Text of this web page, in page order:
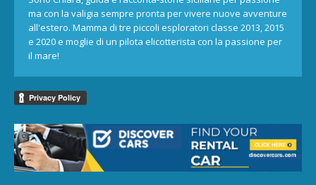
ma con la valigia sempre pronta per vivere nuove avventure
all'estero. Mamma di tre piccoli esploratori classe 2013, 2015
e 2020 e moglie di un pilota elicotterista con la passione per
il mare!